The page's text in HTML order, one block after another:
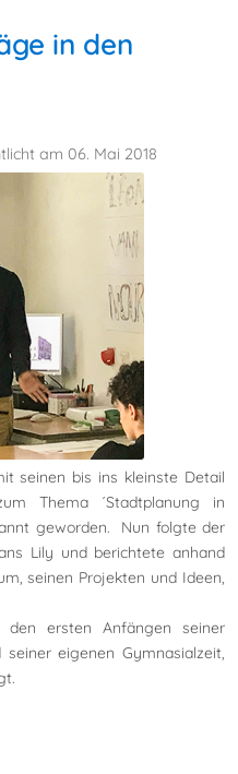
in den
am 06. Mai 2018
seinen bis ins kleinste Detail
Thema ´Stadtplanung in
geworden. Nun folgte der
Lily und berichtete anhand
seinen Projekten und Ideen,
ersten Anfängen seiner
eigenen Gymnasialzeit,